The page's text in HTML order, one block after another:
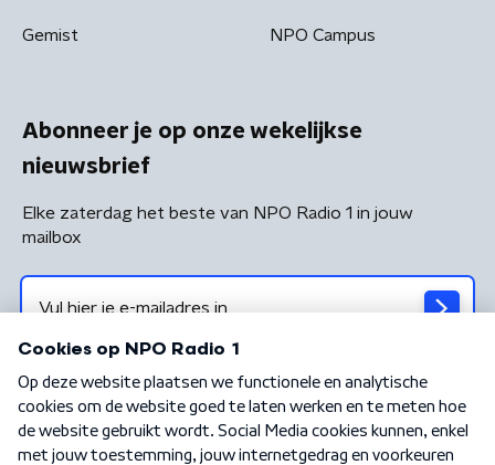
Gemist NPO Campus
Abonneer je op onze wekelijkse
nieuwsbrief
Elke zaterdag het beste van NPO Radio 1 in jouw
mailbox
Algemene voorwaarden